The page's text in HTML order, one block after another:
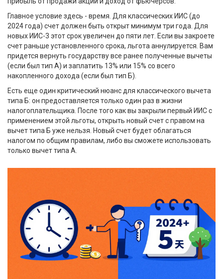
Главное условие здесь - время. Для классических ИИС (до
2024 года) счет должен быть открыт минимум три года. Для
новых ИИС-3 этот срок увеличен до пяти лет. Если вы закроете
счет раньше установленного срока, льгота аннулируется. Вам
придется вернуть государству все ранее полученные вычеты
(если был тип А) и заплатить 13% или 15% со всего
накопленного дохода (если был тип Б).
Есть еще один критический нюанс для классического вычета
типа Б: он предоставляется только один раз в жизни
налогоплательщика. После того как вы закрыли первый ИИС с
применением этой льготы, открыть новый счет с правом на
вычет типа Б уже нельзя. Новый счет будет облагаться
налогом по общим правилам, либо вы сможете использовать
только вычет типа А.